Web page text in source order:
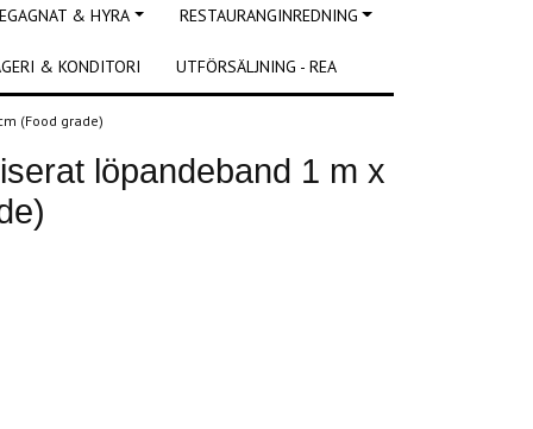
& HYRA RESTAURANGINREDNING
& KONDITORI UTFÖRSÄLJNING - REA
(Food grade)
löpandeband 1 m x